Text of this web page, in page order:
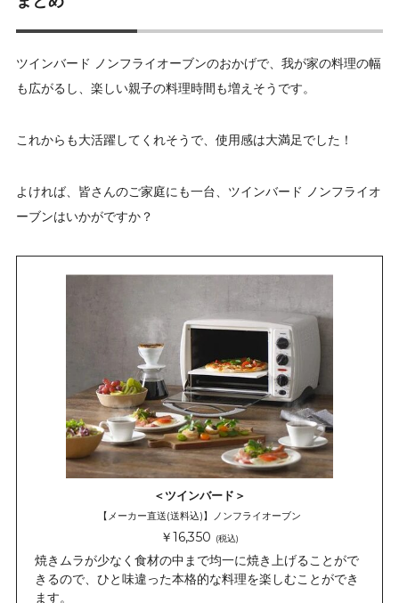
ツインバード ノンフライオーブンのおかげで、我が家の料理の幅
も広がるし、楽しい親子の料理時間も増えそうです。
これからも大活躍してくれそうで、使用感は大満足でした！
よければ、皆さんのご家庭にも一台、ツインバード ノンフライオ
ーブンはいかがですか？
＜ツインバード＞
【メーカー直送(送料込)】ノンフライオーブン
￥16,350 (税込)
焼きムラが少なく食材の中まで均一に焼き上げることがで
きるので、ひと味違った本格的な料理を楽しむことができ
ます。